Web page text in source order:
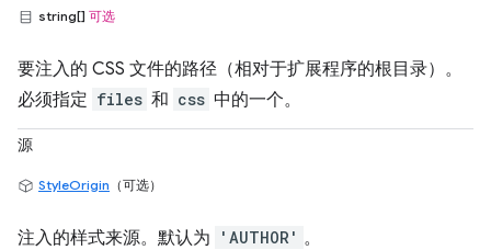
string[] 可选
要注入的 CSS 文件的路径（相对于扩展程序的根目录）。
必须指定 files 和 css 中的一个。
源
StyleOrigin （可选）
注入的样式来源。默认为 'AUTHOR' 。